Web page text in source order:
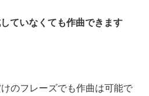
ていなくても作曲できます
のフレーズでも作曲は可能で